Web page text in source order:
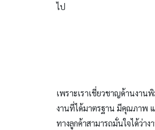
ไป
เพราะเราเชี่ยวชาญด้านงา
งานที่ได้มาตรฐาน มีคุณภาพ แ
ทางลูกค้าสามารถมั่นใจได้ว่า